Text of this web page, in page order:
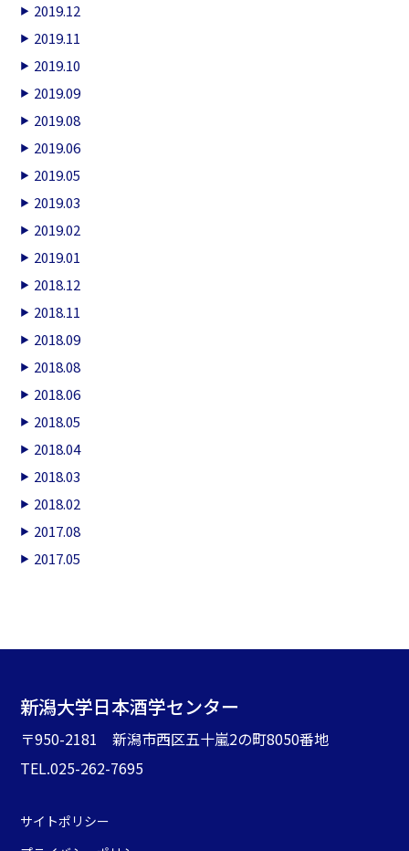
2019.12
2019.11
2019.10
2019.09
2019.08
2019.06
2019.05
2019.03
2019.02
2019.01
2018.12
2018.11
2018.09
2018.08
2018.06
2018.05
2018.04
2018.03
2018.02
2017.08
2017.05
新潟大学日本酒学センター
〒950-2181 新潟市西区五十嵐2の町8050番地
TEL.025-262-7695
サイトポリシー